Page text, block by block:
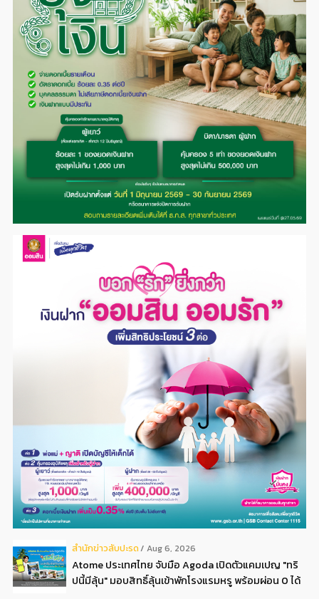
สํานักข่าวสับปะรด Aug 6, 2026
Atome ประเทศไทย จับมือ Agoda เปิดตัวแคมเปญ "ทริ
ปนี้มีลุ้น" มอบสิทธิ์ลุ้นเข้าพักโรงแรมหรู พร้อมผ่อน 0 ได้